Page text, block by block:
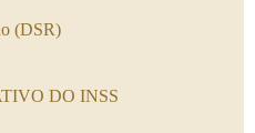
(DSR)
DO INSS